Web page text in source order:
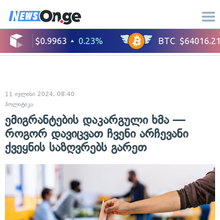
11 ივლისი 2024, 08:40
პოლიტიკა
ემიგრანტების დაკარგული ხმა —
როგორ დავიცვათ ჩვენი არჩევანი
ქვეყნის საზღვრებს გარეთ